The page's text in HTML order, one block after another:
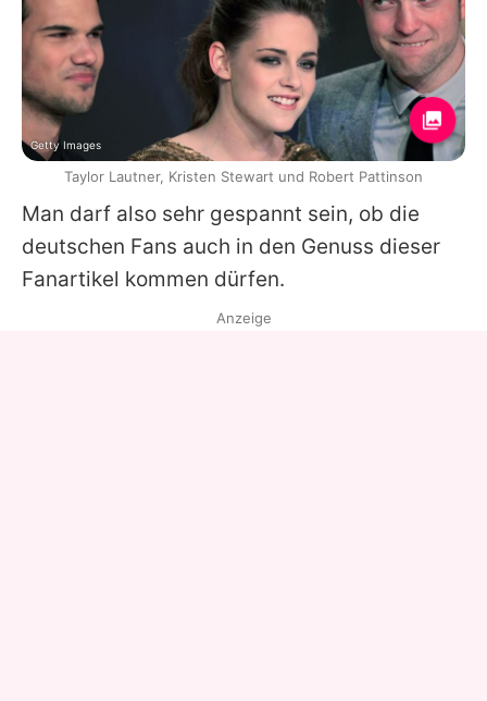
Man darf also sehr gespannt sein, ob die
deutschen Fans auch in den Genuss dieser
Fanartikel kommen dürfen.
Getty Images
Taylor Lautner, Kristen Stewart und Robert Pattinson
Anzeige